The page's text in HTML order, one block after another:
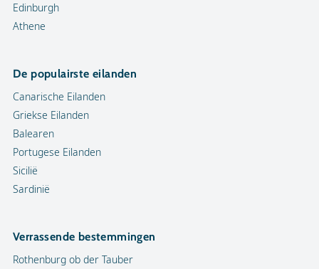
Edinburgh
Athene
De populairste eilanden
Canarische Eilanden
Griekse Eilanden
Balearen
Portugese Eilanden
Sicilië
Sardinië
Verrassende bestemmingen
Rothenburg ob der Tauber